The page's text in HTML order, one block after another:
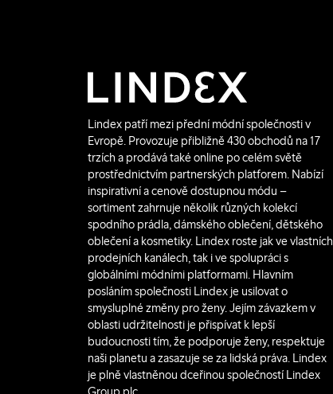
Lindex patří mezi přední módní společnosti v
Evropě. Provozuje přibližně 430 obchodů na 17
trzích a prodává také online po celém světě
prostřednictvím partnerských platforem. Nabízí
inspirativní a cenově dostupnou módu –
sortiment zahrnuje několik různých kolekcí
spodního prádla, dámského oblečení, dětského
oblečení a kosmetiky. Lindex roste jak ve vlastních
prodejních kanálech, tak i ve spolupráci s
globálními módními platformami. Hlavním
posláním společnosti Lindex je usilovat o
smysluplné změny pro ženy. Jejím závazkem v
oblasti udržitelnosti je přispívat k lepší
budoucnosti tím, že podporuje ženy, respektuje
naši planetu a zasazuje se za lidská práva. Lindex
je plně vlastněnou dceřinou společností Lindex